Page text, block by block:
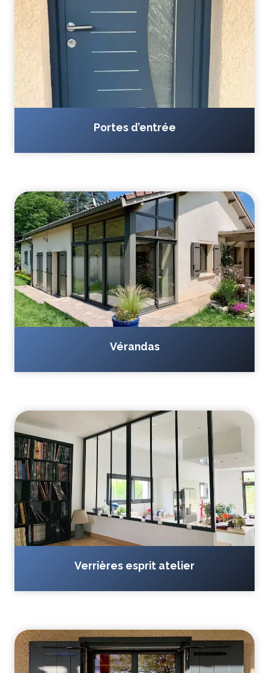
Portes d’entrée
Vérandas
Verrières esprit atelier